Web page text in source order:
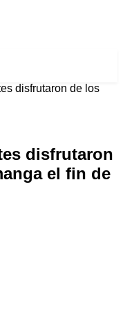
disfrutaron de los
disfrutaron
el fin de